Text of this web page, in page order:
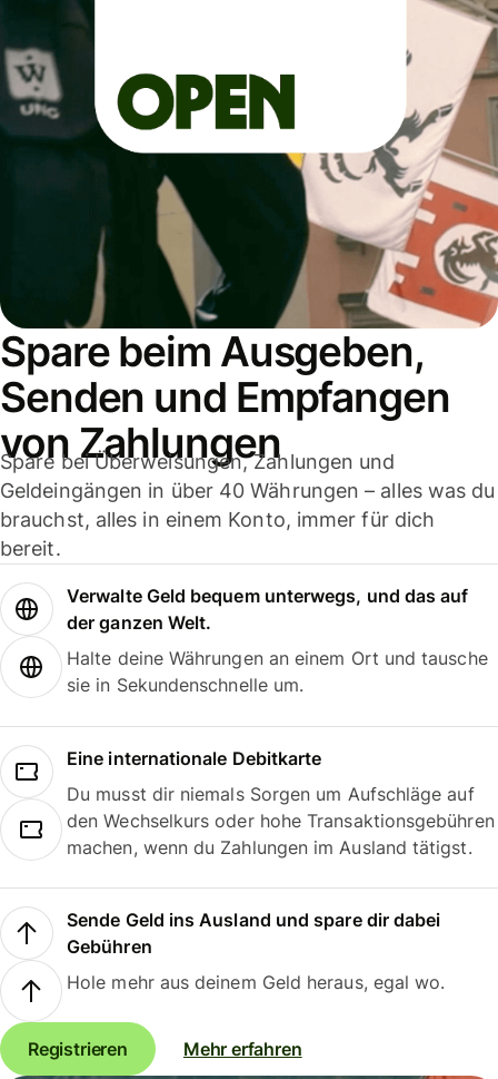
Spare beim Ausgeben,
Senden und Empfangen
von Zahlungen
Spare bei Überweisungen, Zahlungen und
Geldeingängen in über 40 Währungen – alles was du
brauchst, alles in einem Konto, immer für dich
bereit.
Verwalte Geld bequem unterwegs, und das auf
der ganzen Welt.
Halte deine Währungen an einem Ort und tausche
sie in Sekundenschnelle um.
Eine internationale Debitkarte
Du musst dir niemals Sorgen um Aufschläge auf
den Wechselkurs oder hohe Transaktionsgebühren
machen, wenn du Zahlungen im Ausland tätigst.
Sende Geld ins Ausland und spare dir dabei
Gebühren
Hole mehr aus deinem Geld heraus, egal wo.
Registrieren Mehr erfahren